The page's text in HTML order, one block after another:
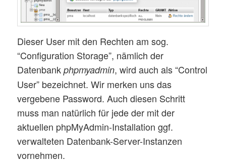
Dieser User mit den Rechten am sog.
“Configuration Storage”, nämlich der
Datenbankphpmyadmin, wird auch als “Control
User” bezeichnet. Wir merken uns das
vergebene Password. Auch diesen Schritt
muss man natürlich für jede der mit der
aktuellen phpMyAdmin-Installation ggf.
verwalteten Datenbank-Server-Instanzen
vornehmen.